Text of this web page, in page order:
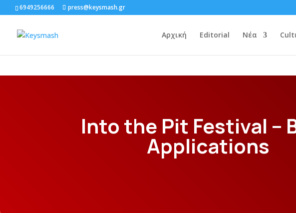
6949256666 press@keysmash.gr
Αρχική Editorial Νέα
Into the Pit Festival –
Applications